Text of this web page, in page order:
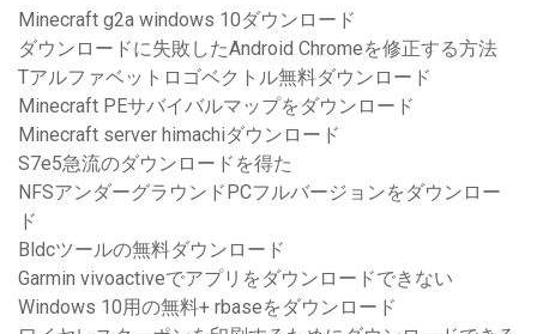
Minecraft g2a windows 10ダウンロード
ダウンロードに失敗したAndroid Chromeを修正する方法
Tアルファベットロゴベクトル無料ダウンロード
Minecraft PEサバイバルマップをダウンロード
Minecraft server himachiダウンロード
S7e5急流のダウンロードを得た
NFSアンダーグラウンドPCフルバージョンをダウンロー
ド
Bldcツールの無料ダウンロード
Garmin vivoactiveでアプリをダウンロードできない
Windows 10用の無料+ rbaseをダウンロード